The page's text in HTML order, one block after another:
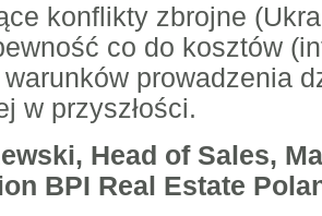
konflikty zbrojne
co do kosztów
prowadzenia
w przyszłości.
Head of Sales,
BPI Real Estate